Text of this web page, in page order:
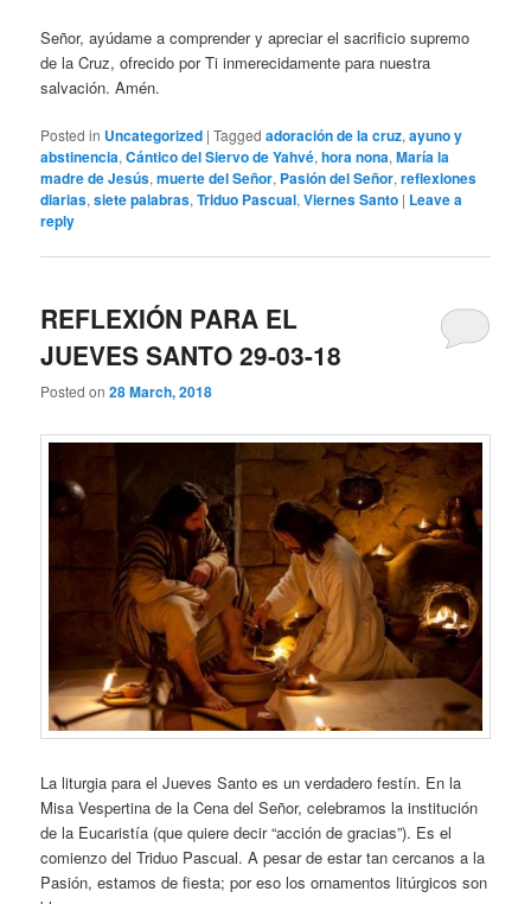
Señor, ayúdame a comprender y apreciar el sacrificio supremo
de la Cruz, ofrecido por Ti inmerecidamente para nuestra
salvación. Amén.
Posted in Uncategorized |Tagged adoración de la cruz,ayuno y
abstinencia,Cántico del Siervo de Yahvé,hora nona,María la
madre de Jesús,muerte del Señor, Pasión del Señor,reflexiones
diarias,siete palabras,Triduo Pascual,Viernes Santo | Leave a
reply
REFLEXIÓN PARA EL
JUEVES SANTO 29-03-18
Posted on28 March, 2018
La liturgia para el Jueves Santo es un verdadero festín. En la
Misa Vespertina de la Cena del Señor, celebramos la institución
de la Eucaristía (que quiere decir “acción de gracias”). Es el
comienzo del Triduo Pascual. A pesar de estar tan cercanos a la
Pasión, estamos de fiesta; por eso los ornamentos litúrgicos son